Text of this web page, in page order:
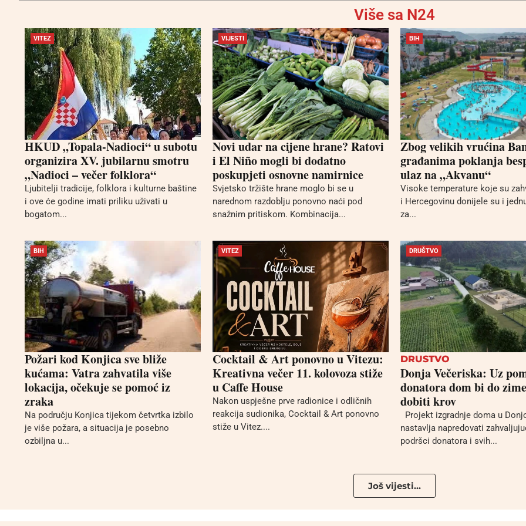
Više sa N24
VITEZ
HKUD „Topala-Nadioci“ u subotu
organizira XV. jubilarnu smotru
„Nadioci – večer folklora“
Ljubitelji tradicije, folklora i kulturne baštine
i ove će godine imati priliku uživati u
bogatom...
VIJESTI
Novi udar na cijene hrane? Ratovi
i El Niño mogli bi dodatno
poskupjeti osnovne namirnice
Svjetsko tržište hrane moglo bi se u
narednom razdoblju ponovno naći pod
snažnim pritiskom. Kombinacija...
BIH
Zbog velikih vrućina
građanima poklanja
ulaz na „Akvanu“
Visoke temperature koje su
i Hercegovinu donijele su i
za...
BIH
Požari kod Konjica sve bliže
kućama: Vatra zahvatila više
lokacija, očekuje se pomoć iz
zraka
Na području Konjica tijekom četvrtka izbilo
je više požara, a situacija je posebno
ozbiljna u...
VITEZ
Cocktail & Art ponovno u Vitezu:
Kreativna večer 11. kolovoza stiže
u Caffe House
Nakon uspješne prve radionice i odličnih
reakcija sudionika, Cocktail & Art ponovno
stiže u Vitez....
DRUŠTVO
DRUSTVO
Donja Večeriska: Uz
donatora dom bi do
dobiti krov
Projekt izgradnje doma u
nastavlja napredovati
podršci donatora i svih...
Još vijesti...